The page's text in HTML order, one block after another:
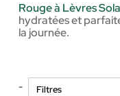
Rouge à Lèvres
hydratées et
la journée.
- Filtres